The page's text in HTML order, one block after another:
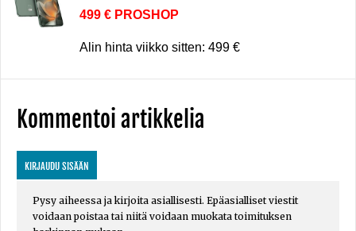
499 € PROSHOP
Alin hinta viikko sitten: 499 €
Kommentoi artikkelia
KIRJAUDU SISÄÄN
Pysy aiheessa ja kirjoita asiallisesti. Epäasialliset viestit
voidaan poistaa tai niitä voidaan muokata toimituksen